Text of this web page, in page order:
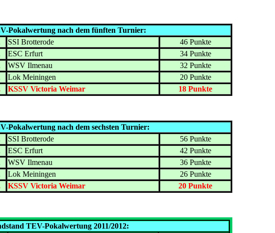
Pokalwertung nach dem fünften Turnier:
SSI Brotterode
46 Punkte
ESC Erfurt
34 Punkte
WSV Ilmenau
32 Punkte
Lok Meiningen
20 Punkte
KSSV Victoria Weimar 18 Punkte
Pokalwertung nach dem sechsten Turnier:
SSI Brotterode
56 Punkte
ESC Erfurt
42 Punkte
WSV Ilmenau
36 Punkte
Lok Meiningen
26 Punkte
KSSV Victoria Weimar 20 Punkte
TEV-Pokalwertung 2011/2012: